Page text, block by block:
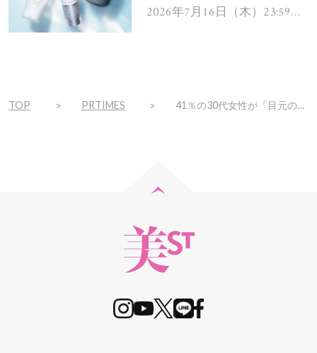
ムを13名様にプレゼン
2026年7月16日（木）23:59ま
TOP PRTIMES 41％の30代女性が『目元のシワ』が気になる。秋から絶対行うべきシワ対策とは？